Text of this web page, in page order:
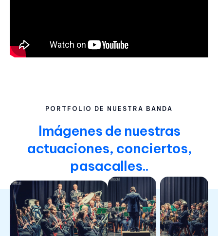
PORTFOLIO DE NUESTRA BANDA
Imágenes de nuestras
actuaciones, conciertos,
pasacalles..